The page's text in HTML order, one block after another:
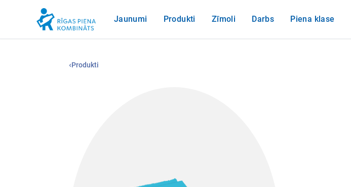
Jaunumi Produkti Zīmoli Darbs Piena klase
‹Produkti